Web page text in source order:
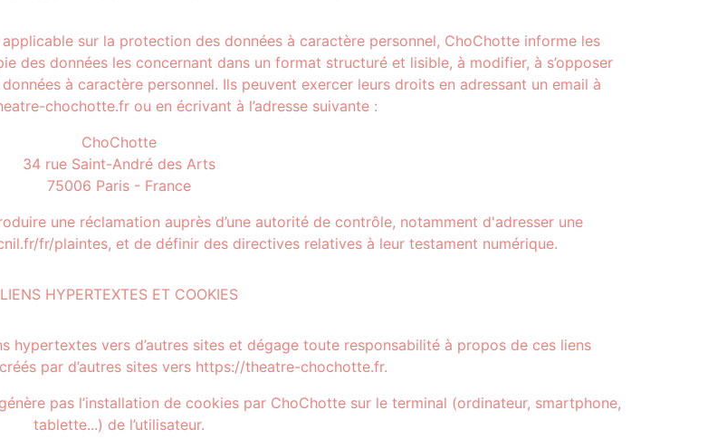
sur la protection des données à caractère personnel, ChoChotte informe les
des données les concernant dans un format structuré et lisible, à modifier, à s’opposer
à caractère personnel. Ils peuvent exercer leurs droits en adressant un email à
chochotte.fr ou en écrivant à l’adresse suivante :
ChoChotte
34 rue Saint-André des Arts
75006 Paris - France
une réclamation auprès d’une autorité de contrôle, notamment d'adresser une
fr/plaintes, et de définir des directives relatives à leur testament numérique.
LIENS HYPERTEXTES ET COOKIES
vers d’autres sites et dégage toute responsabilité à propos de ces liens
par d’autres sites vers https://theatre-chochotte.fr.
pas l’installation de cookies par ChoChotte sur le terminal (ordinateur, smartphone,
tablette...) de l’utilisateur.